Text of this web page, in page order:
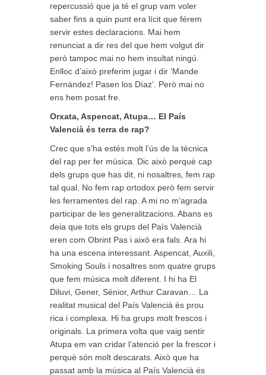
repercussió que ja té el grup vam voler
saber fins a quin punt era lícit que férem
servir estes declaracions. Mai hem
renunciat a dir res del que hem volgut dir
però tampoc mai no hem insultat ningú.
Enlloc d’això preferim jugar i dir ‘Mande
Fernández! Pasen los Díaz’. Però mai no
ens hem posat fre.
Orxata, Aspencat, Atupa… El País
Valencià és terra de rap?
Crec que s’ha estés molt l’ús de la tècnica
del rap per fer música. Dic això perquè cap
dels grups que has dit, ni nosaltres, fem rap
tal qual. No fem rap ortodox però fem servir
les ferramentes del rap. A mi no m’agrada
participar de les generalitzacions. Abans es
deia que tots els grups del País Valencià
eren com Obrint Pas i això era fals. Ara hi
ha una escena interessant. Aspencat, Auxili,
Smoking Souls i nosaltres som quatre grups
que fem música molt diferent. I hi ha El
Diluvi, Gener, Sénior, Arthur Caravan… La
realitat musical del País Valencià és prou
rica i complexa. Hi ha grups molt frescos i
originals. La primera volta que vaig sentir
Atupa em van cridar l’atenció per la frescor i
perquè són molt descarats. Això que ha
passat amb la música al País Valencià és